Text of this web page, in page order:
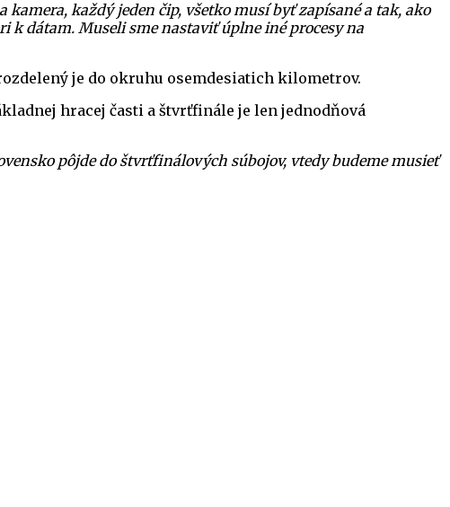
každý jeden čip, všetko musí byť zapísané a tak, ako
k dátam. Museli sme nastaviť úplne iné procesy na
je do okruhu osemdesiatich kilometrov.
hracej časti a štvrťfinále je len jednodňová
pôjde do štvrťfinálových súbojov, vtedy budeme musieť